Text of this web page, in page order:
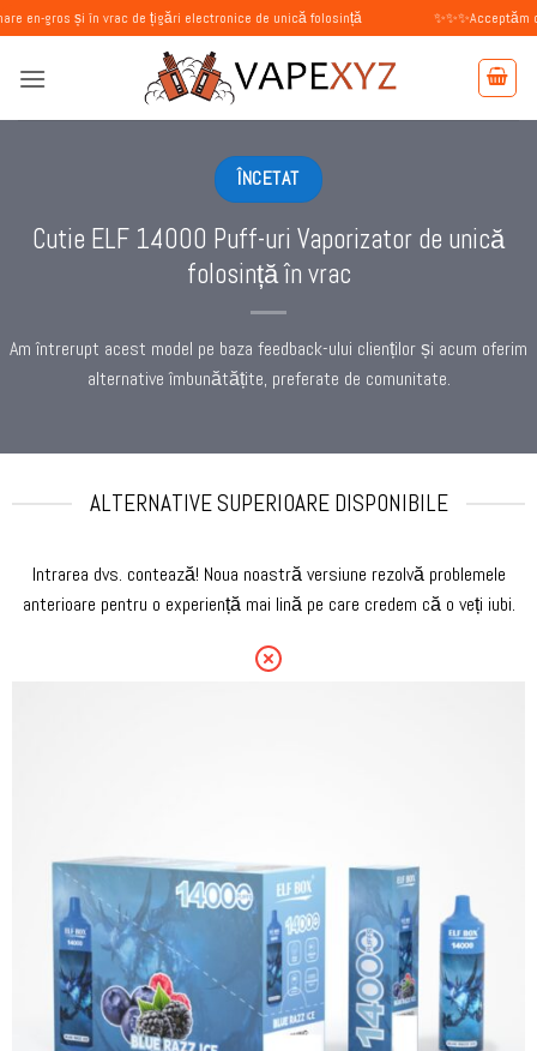
Skip
to
content
și în vrac de țigări electronice de unică folosință ✨✨✨Acceptăm comenzi
ÎNCETAT
Cutie ELF 14000 Puff-uri Vaporizator de unică
folosință în vrac
Am întrerupt acest model pe baza feedback-ului clienților și acum oferim
alternative îmbunătățite, preferate de comunitate.
ALTERNATIVE SUPERIOARE DISPONIBILE
Intrarea dvs. contează! Noua noastră versiune rezolvă problemele
anterioare pentru o experiență mai lină pe care credem că o veți iubi.